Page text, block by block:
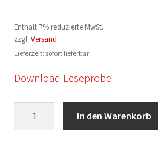
Enthält 7% reduzierte MwSt.
zzgl. Versand
Lieferzeit: sofort lieferbar
Download Leseprobe
In den Warenkorb